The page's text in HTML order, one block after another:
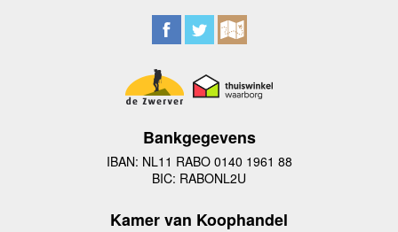
Bankgegevens
IBAN: NL11 RABO 0140 1961 88
BIC: RABONL2U
Kamer van Koophandel